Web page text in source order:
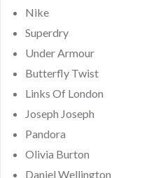
Nike
Superdry
Under Armour
Butterfly Twist
Links Of London
Joseph Joseph
Pandora
Olivia Burton
Daniel Wellington